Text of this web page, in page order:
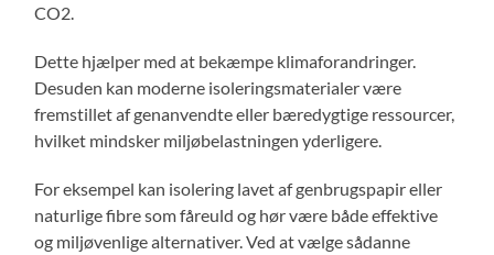
CO2.
Dette hjælper med at bekæmpe klimaforandringer.
Desuden kan moderne isoleringsmaterialer være
fremstillet af genanvendte eller bæredygtige ressourcer,
hvilket mindsker miljøbelastningen yderligere.
For eksempel kan isolering lavet af genbrugspapir eller
naturlige fibre som fåreuld og hør være både effektive
og miljøvenlige alternativer. Ved at vælge sådanne